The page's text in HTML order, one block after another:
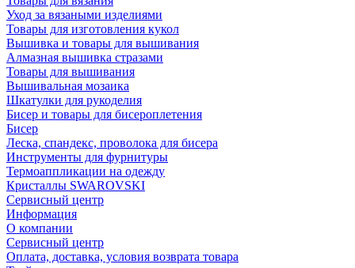
Уход за вязаными изделиями
Товары для изготовления кукол
Вышивка и товары для вышивания
Алмазная вышивка стразами
Товары для вышивания
Вышивальная мозаика
Шкатулки для рукоделия
Бисер и товары для бисероплетения
Бисер
Леска, спандекс, проволока для бисера
Инструменты для фурнитуры
Термоаппликации на одежду
Кристаллы SWAROVSKI
Сервисный центр
Информация
О компании
Сервисный центр
Оплата, доставка, условия возврата товара